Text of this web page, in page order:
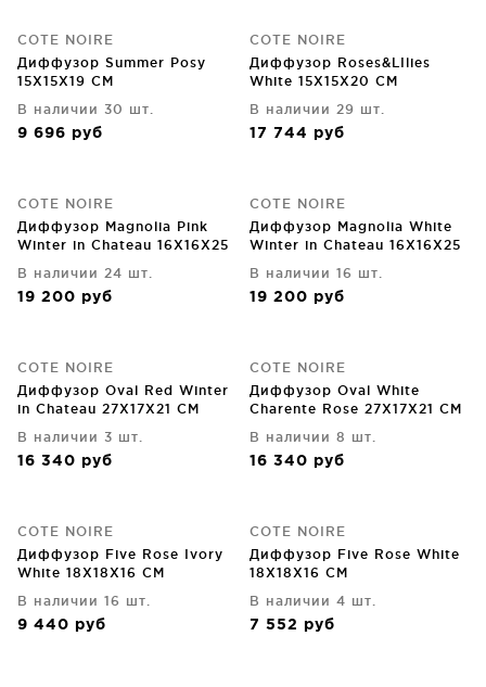
COTE NOIRE
Диффузор Summer Posy
15X15X19 CM
В наличии 30 шт.
9 696 руб
COTE NOIRE
Диффузор Roses&LIlies
White 15X15X20 CM
В наличии 29 шт.
17 744 руб
COTE NOIRE
Диффузор Magnolia Pink
Winter in Chateau 16X16X25
В наличии 24 шт.
19 200 руб
COTE NOIRE
Диффузор Magnolia White
Winter in Chateau 16X16X25
В наличии 16 шт.
19 200 руб
COTE NOIRE
Диффузор Oval Red Winter
in Chateau 27X17X21 CM
В наличии 3 шт.
16 340 руб
COTE NOIRE
Диффузор Oval White
Charente Rose 27X17X21 CM
В наличии 8 шт.
16 340 руб
COTE NOIRE
Диффузор Five Rose Ivory
White 18X18X16 CM
В наличии 16 шт.
9 440 руб
COTE NOIRE
Диффузор Five Rose White
18X18X16 CM
В наличии 4 шт.
7 552 руб